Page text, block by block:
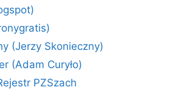
(Jerzy Skonieczny)
(Adam Curyło)
PZSzach